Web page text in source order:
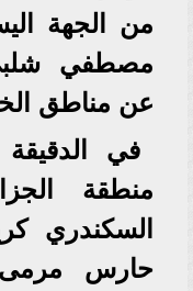
من الجهة
مصطفي شلبي
عن مناطق
منطقة
السكندري
حارس مرمى